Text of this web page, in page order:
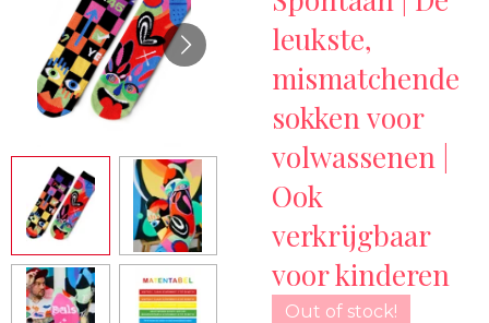
leukste,
mismatchende
sokken voor
volwassenen |
Ook
verkrijgbaar
voor kinderen
Out of stock!